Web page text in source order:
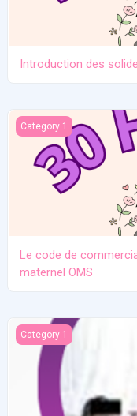
Introduction des
Le code de
Category 1
Le code de
maternel OMS
Conférence: Pour une
Category 1